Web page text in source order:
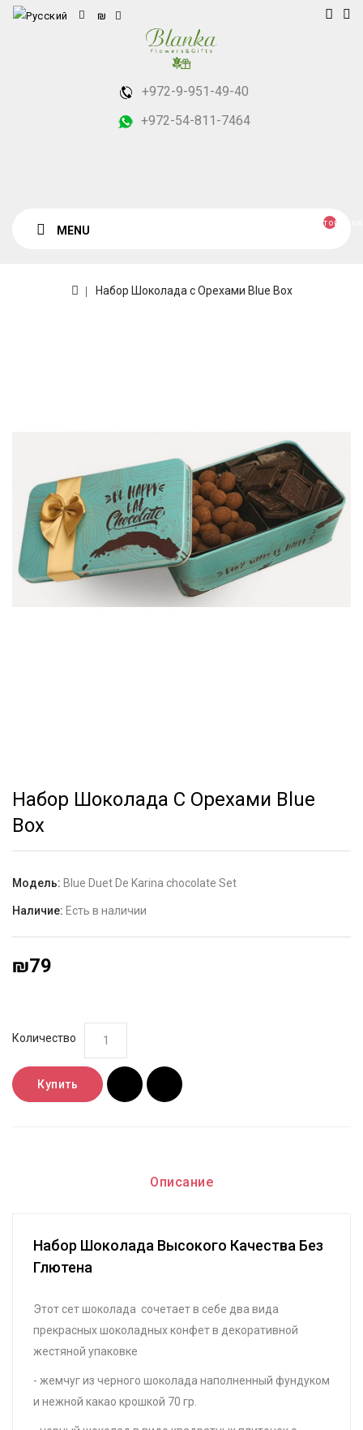
₪
+972-9-951-49-40
+972-54-811-7464
MENU
Набор Шоколада с Орехами Blue Box
Набор Шоколада С Орехами Blue
Box
Модель: Blue Duet De Karina chocolate Set
Наличие: Есть в наличии
₪79
Количество
Купить
Описание
Набор Шоколада Высокого Качества Без
Глютена
Этот сет шоколада сочетает в себе два вида
прекрасных шоколадных конфет в декоративной
жестяной упаковке
- жемчуг из черного шоколада наполненный фундуком
и нежной какао крошкой 70 гр.